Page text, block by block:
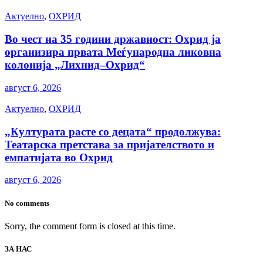
Актуелно, ОХРИД
Во чест на 35 години државност: Охрид ја
организира првата Меѓународна ликовна
колонија „Лихнид–Охрид“
август 6, 2026
Актуелно, ОХРИД
„Културата расте со децата“ продолжува:
Театарска претстава за пријателството и
емпатијата во Охрид
август 6, 2026
No comments
Sorry, the comment form is closed at this time.
ЗА НАС